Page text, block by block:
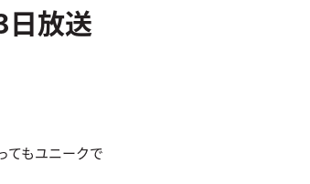
放送
てもユニークで